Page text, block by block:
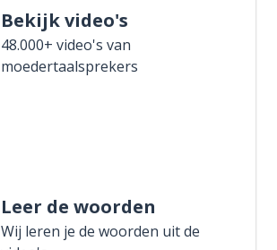
Bekijk video's
48.000+ video's van
moedertaalsprekers
Leer de woorden
Wij leren je de woorden uit de